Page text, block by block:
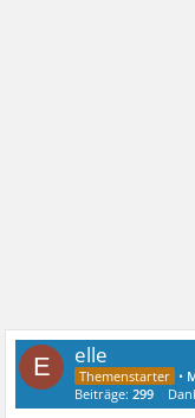
E elle
•
Beiträge:299